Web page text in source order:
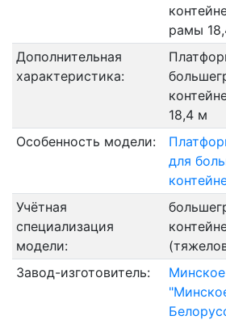
рамы
Дополнительная
характеристика:
18,4 м
Особенность модели:
для
Учётная
специализация
модели:
Завод-изготовитель: